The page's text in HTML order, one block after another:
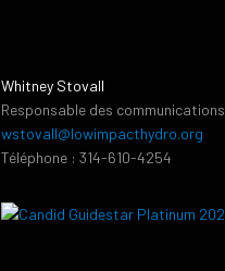
Whitney Stovall
Responsable des communications
wstovall@lowimpacthydro.org
Téléphone : 314-610-4254